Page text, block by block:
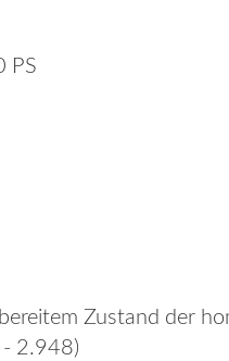
PS
Zustand der
2.948)